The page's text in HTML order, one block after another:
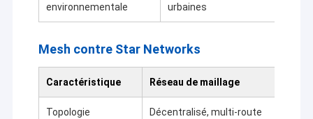
environnementale
urbaines
Mesh contre Star Networks
Caractéristique Réseau de maillage
Topologie Décentralisé, multi-route